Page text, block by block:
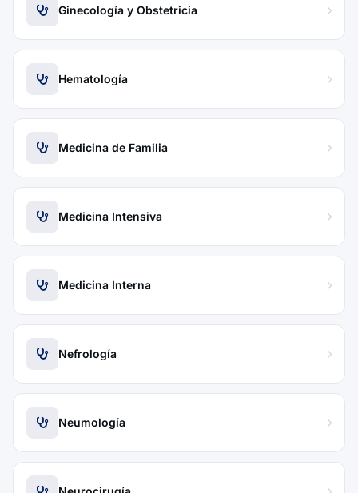
Ginecología y Obstetricia
Hematología
Medicina de Familia
Medicina Intensiva
Medicina Interna
Nefrología
Neumología